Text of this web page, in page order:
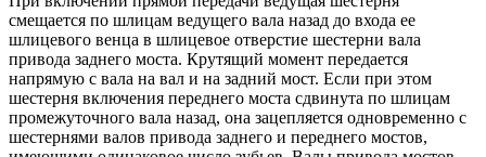
смещается по шлицам ведущего вала назад до входа ее
шлицевого венца в шлицевое отверстие шестерни вала
привода заднего моста. Крутящий момент передается
напрямую с вала на вал и на задний мост. Если при этом
шестерня включения переднего моста сдвинута по шлицам
промежуточного вала назад, она зацепляется одновременно с
шестернями валов привода заднего и переднего мостов,